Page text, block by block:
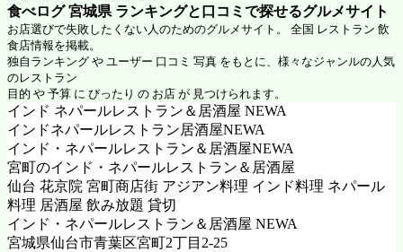
食べログ 宮城県 ランキングと口コミで探せるグルメサイト
お店選びで失敗したくない人のためのグルメサイト。 全国 レストラン 飲
食店情報を掲載。
独自ランキング や ユーザー 口コミ 写真 をもとに、様々なジャンルの人気
のレストラン
目的 や 予算 に ぴったり の お店 が 見つけられます。
インド ネパールレストラン＆居酒屋 NEWA
インドネパールレストラン居酒屋NEWA
インド・ネパールレストラン＆居酒屋NEWA
宮町のインド・ネパールレストラン＆居酒屋
仙台 花京院 宮町商店街 アジアン料理 インド料理 ネパール
料理 居酒屋 飲み放題 貸切
インド・ネパールレストラン＆居酒屋 NEWA
宮城県仙台市青葉区宮町2丁目2-25